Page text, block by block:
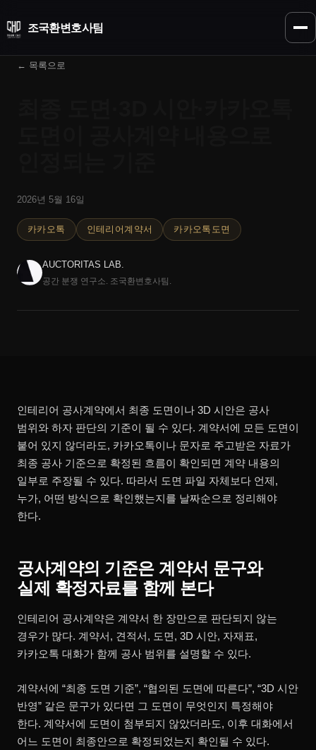
조국환변호사팀
← 목록으로
2026년 5월 16일
카카오톡 인테리어계약서 카카오톡도면
AUCTORITAS LAB.
공간 분쟁 연구소. 조국환변호사팀.
인테리어 공사계약에서 최종 도면이나 3D 시안은 공사
범위와 하자 판단의 기준이 될 수 있다. 계약서에 모든 도면이
붙어 있지 않더라도, 카카오톡이나 문자로 주고받은 자료가
최종 공사 기준으로 확정된 흐름이 확인되면 계약 내용의
일부로 주장될 수 있다. 따라서 도면 파일 자체보다 언제,
누가, 어떤 방식으로 확인했는지를 날짜순으로 정리해야
한다.
공사계약의 기준은 계약서 문구와
실제 확정자료를 함께 본다
인테리어 공사계약은 계약서 한 장만으로 판단되지 않는
경우가 많다. 계약서, 견적서, 도면, 3D 시안, 자재표,
카카오톡 대화가 함께 공사 범위를 설명할 수 있다.
계약서에 “최종 도면 기준”, “협의된 도면에 따른다”, “3D 시안
반영” 같은 문구가 있다면 그 도면이 무엇인지 특정해야
한다. 계약서에 도면이 첨부되지 않았더라도, 이후 대화에서
어느 도면이 최종안으로 확정되었는지 확인될 수 있다.